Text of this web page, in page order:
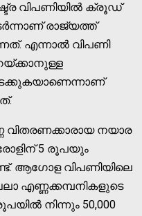
വിപണിയിൽ ക്രൂഡ്
രാജ്യത്ത്
എന്നാൽ വിപണി
നയാര
5 രൂപയും
ആഗോള വിപണിയിലെ
എണ്ണക്കമ്പനികളുടെ
നിന്നും 50,000